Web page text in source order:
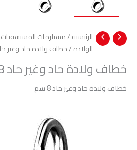
الرئيسية /مستلزمات المستشفيات
الولادة / خطاف ولادة حاد وغير حاد 8
خطاف ولادة حاد وغير حاد 8 سم
خطاف ولادة حاد وغير حاد 8 سم